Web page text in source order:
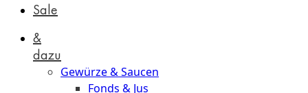
Sale
&
dazu
Gewürze & Saucen
Fonds & Jus